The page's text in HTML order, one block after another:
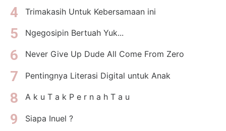
Trimakasih Untuk Kebersamaan ini
Ngegosipin Bertuah Yuk...
Never Give Up Dude All Come From Zero
Pentingnya Literasi Digital untuk Anak
A k u T a k P e r n a h T a u
Siapa Inuel ?